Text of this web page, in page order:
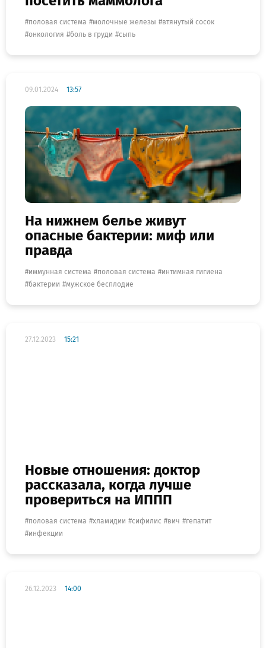
половая система молочные железы
втянутый сосок
онкология
боль в груди сыпь
09.01.2024 13:57
На нижнем белье живут
опасные бактерии: миф или
правда
иммунная система половая система
интимная гигиена
бактерии
мужское бесплодие
27.12.2023 15:21
Новые отношения: доктор
рассказала, когда лучше
провериться на ИППП
половая система хламидии сифилис вич
гепатит
инфекции
26.12.2023 14:00